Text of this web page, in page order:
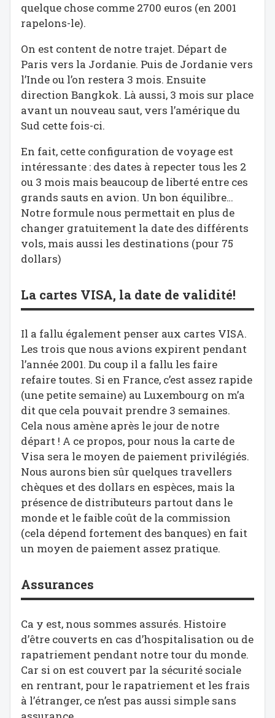
quelque chose comme 2700 euros (en 2001
rapelons-le).
On est content de notre trajet. Départ de
Paris vers la Jordanie. Puis de Jordanie vers
l’Inde ou l’on restera 3 mois. Ensuite
direction Bangkok. Là aussi, 3 mois sur place
avant un nouveau saut, vers l’amérique du
Sud cette fois-ci.
En fait, cette configuration de voyage est
intéressante : des dates à repecter tous les 2
ou 3 mois mais beaucoup de liberté entre ces
grands sauts en avion. Un bon équilibre…
Notre formule nous permettait en plus de
changer gratuitement la date des différents
vols, mais aussi les destinations (pour 75
dollars)
La cartes VISA, la date de validité!
Il a fallu également penser aux cartes VISA.
Les trois que nous avions expirent pendant
l’année 2001. Du coup il a fallu les faire
refaire toutes. Si en France, c’est assez rapide
(une petite semaine) au Luxembourg on m’a
dit que cela pouvait prendre 3 semaines.
Cela nous amène après le jour de notre
départ ! A ce propos, pour nous la carte de
Visa sera le moyen de paiement privilégiés.
Nous aurons bien sûr quelques travellers
chèques et des dollars en espèces, mais la
présence de distributeurs partout dans le
monde et le faible coût de la commission
(cela dépend fortement des banques) en fait
un moyen de paiement assez pratique.
Assurances
Ca y est, nous sommes assurés. Histoire
d’être couverts en cas d’hospitalisation ou de
rapatriement pendant notre tour du monde.
Car si on est couvert par la sécurité sociale
en rentrant, pour le rapatriement et les frais
à l’étranger, ce n’est pas aussi simple sans